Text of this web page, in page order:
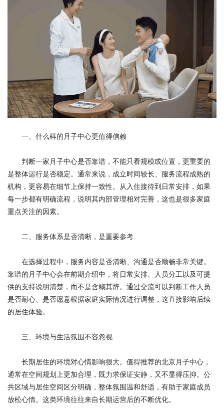
一、什么样的月子中心更值得信赖
判断一家月子中心是否靠谱，不能只看规模或位置，更重要的
是整体运行是否稳定。通常来说，成立时间较长、服务流程成熟的
机构，更容易在细节上保持一致性。从入住接待到日常安排，如果
每一步都有明确流程，说明其内部管理相对完善，这也是很多家庭
重点关注的因素。
二、服务体系是否清晰，是重要参考
在选择过程中，服务内容是否清晰、沟通是否顺畅非常关键。
靠谱的月子中心会在前期介绍中，将日常安排、人员分工以及可提
供的支持说明清楚，而不是含糊其辞。通过交流可以判断工作人员
是否耐心、是否愿意根据家庭实际情况进行调整，这直接影响后续
的居住体验。
三、环境与生活氛围不容忽视
长期居住的环境对心情影响很大。值得推荐的北京月子中心，
通常在空间规划上更加合理，既力求保证安静，又不显得压抑。公
共区域与居住空间区分明确，整体氛围温和舒适，有助于家庭成员
放松心情。这类环境往往来自长期运营后的不断优化。